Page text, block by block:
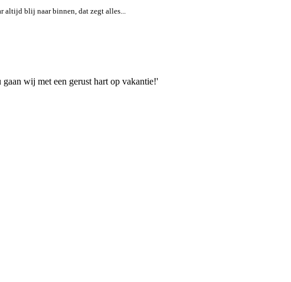
altijd blij naar binnen, dat zegt alles...
wij met een gerust hart op vakantie!'